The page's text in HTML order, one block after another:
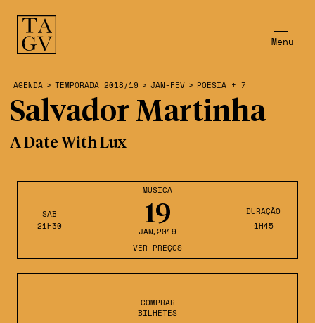
Menu
MÚSICA
19
JAN,2019
SÁB
21H30
DURAÇÃO
1H45
VER PREÇOS
COMPRAR
BILHETES
AGENDA > TEMPORADA 2018/19 > JAN-FEV > POESIA + 7
Salvador Martinha
A Date With Lux